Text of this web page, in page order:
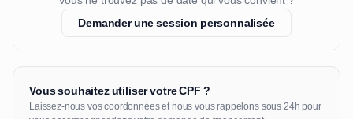
Demander une session personnalisée
Vous souhaitez utiliser votre CPF ?
Laissez-nous vos coordonnées et nous vous rappelons sous 24h pour